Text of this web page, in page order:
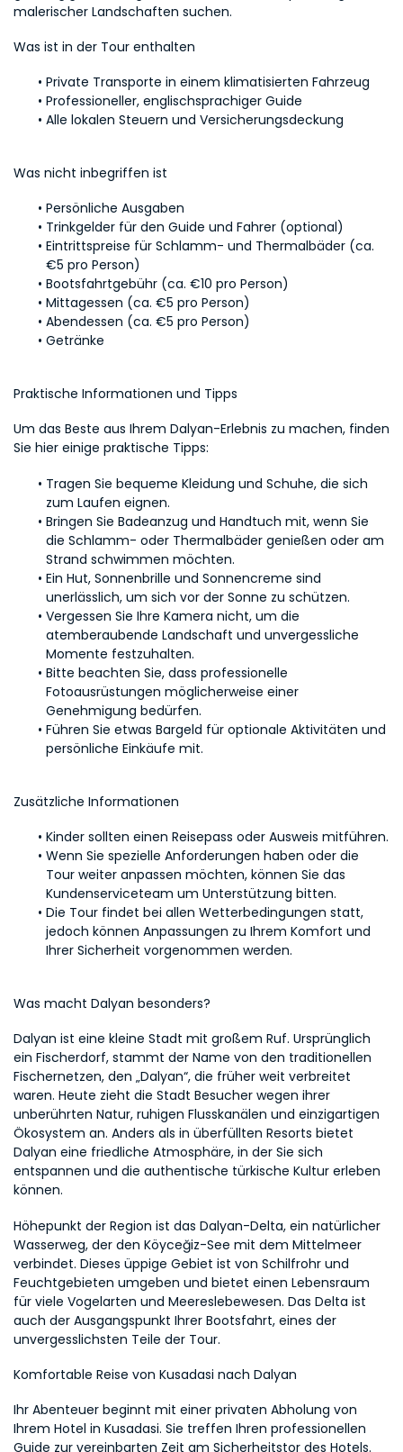
malerischer Landschaften suchen.
Was ist in der Tour enthalten
Private Transporte in einem klimatisierten Fahrzeug
Professioneller, englischsprachiger Guide
Alle lokalen Steuern und Versicherungsdeckung
Was nicht inbegriffen ist
Persönliche Ausgaben
Trinkgelder für den Guide und Fahrer (optional)
Eintrittspreise für Schlamm- und Thermalbäder (ca.
€5 pro Person)
Bootsfahrtgebühr (ca. €10 pro Person)
Mittagessen (ca. €5 pro Person)
Abendessen (ca. €5 pro Person)
Getränke
Praktische Informationen und Tipps
Um das Beste aus Ihrem Dalyan-Erlebnis zu machen, finden
Sie hier einige praktische Tipps:
Tragen Sie bequeme Kleidung und Schuhe, die sich
zum Laufen eignen.
Bringen Sie Badeanzug und Handtuch mit, wenn Sie
die Schlamm- oder Thermalbäder genießen oder am
Strand schwimmen möchten.
Ein Hut, Sonnenbrille und Sonnencreme sind
unerlässlich, um sich vor der Sonne zu schützen.
Vergessen Sie Ihre Kamera nicht, um die
atemberaubende Landschaft und unvergessliche
Momente festzuhalten.
Bitte beachten Sie, dass professionelle
Fotoausrüstungen möglicherweise einer
Genehmigung bedürfen.
Führen Sie etwas Bargeld für optionale Aktivitäten und
persönliche Einkäufe mit.
Zusätzliche Informationen
Kinder sollten einen Reisepass oder Ausweis mitführen.
Wenn Sie spezielle Anforderungen haben oder die
Tour weiter anpassen möchten, können Sie das
Kundenserviceteam um Unterstützung bitten.
Die Tour findet bei allen Wetterbedingungen statt,
jedoch können Anpassungen zu Ihrem Komfort und
Ihrer Sicherheit vorgenommen werden.
Was macht Dalyan besonders?
Dalyan ist eine kleine Stadt mit großem Ruf. Ursprünglich
ein Fischerdorf, stammt der Name von den traditionellen
Fischernetzen, den „Dalyan“, die früher weit verbreitet
waren. Heute zieht die Stadt Besucher wegen ihrer
unberührten Natur, ruhigen Flusskanälen und einzigartigen
Ökosystem an. Anders als in überfüllten Resorts bietet
Dalyan eine friedliche Atmosphäre, in der Sie sich
entspannen und die authentische türkische Kultur erleben
können.
Höhepunkt der Region ist das Dalyan-Delta, ein natürlicher
Wasserweg, der den Köyceğiz-See mit dem Mittelmeer
verbindet. Dieses üppige Gebiet ist von Schilfrohr und
Feuchtgebieten umgeben und bietet einen Lebensraum
für viele Vogelarten und Meereslebewesen. Das Delta ist
auch der Ausgangspunkt Ihrer Bootsfahrt, eines der
unvergesslichsten Teile der Tour.
Komfortable Reise von Kusadasi nach Dalyan
Ihr Abenteuer beginnt mit einer privaten Abholung von
Ihrem Hotel in Kusadasi. Sie treffen Ihren professionellen
Guide zur vereinbarten Zeit am Sicherheitstor des Hotels.